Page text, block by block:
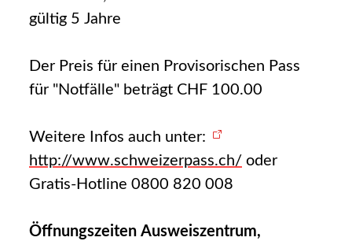
gültig 5 Jahre
Der Preis für einen Provisorischen Pass
für "Notfälle" beträgt CHF 100.00
Weitere Infos auch unter:
http://www.schweizerpass.ch/ oder
Gratis-Hotline 0800 820 008
Öffnungszeiten Ausweiszentrum,